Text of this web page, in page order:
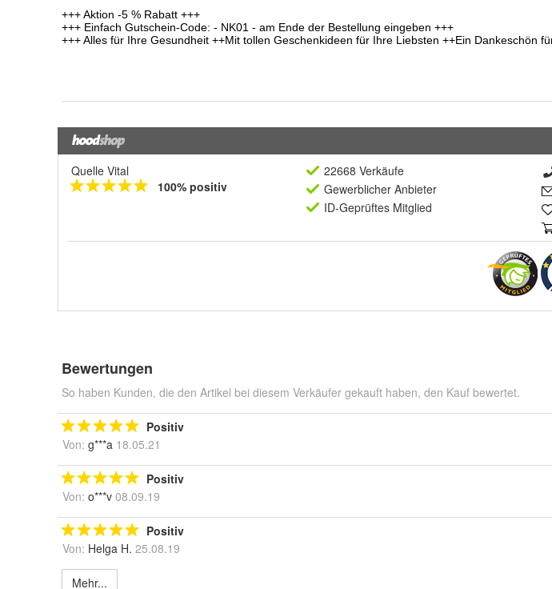
Quelle Vital
100% positiv
22668 Verkäufe
Gewerblicher Anbieter
ID-Geprüftes Mitglied
Bewertungen
So haben Kunden, die den Artikel bei diesem Verkäufer gekauft haben, den Kauf bewertet.
Positiv
Von: g***a 18.05.21
Positiv
Von: o***v 08.09.19
Positiv
Von: Helga H. 25.08.19
Mehr...